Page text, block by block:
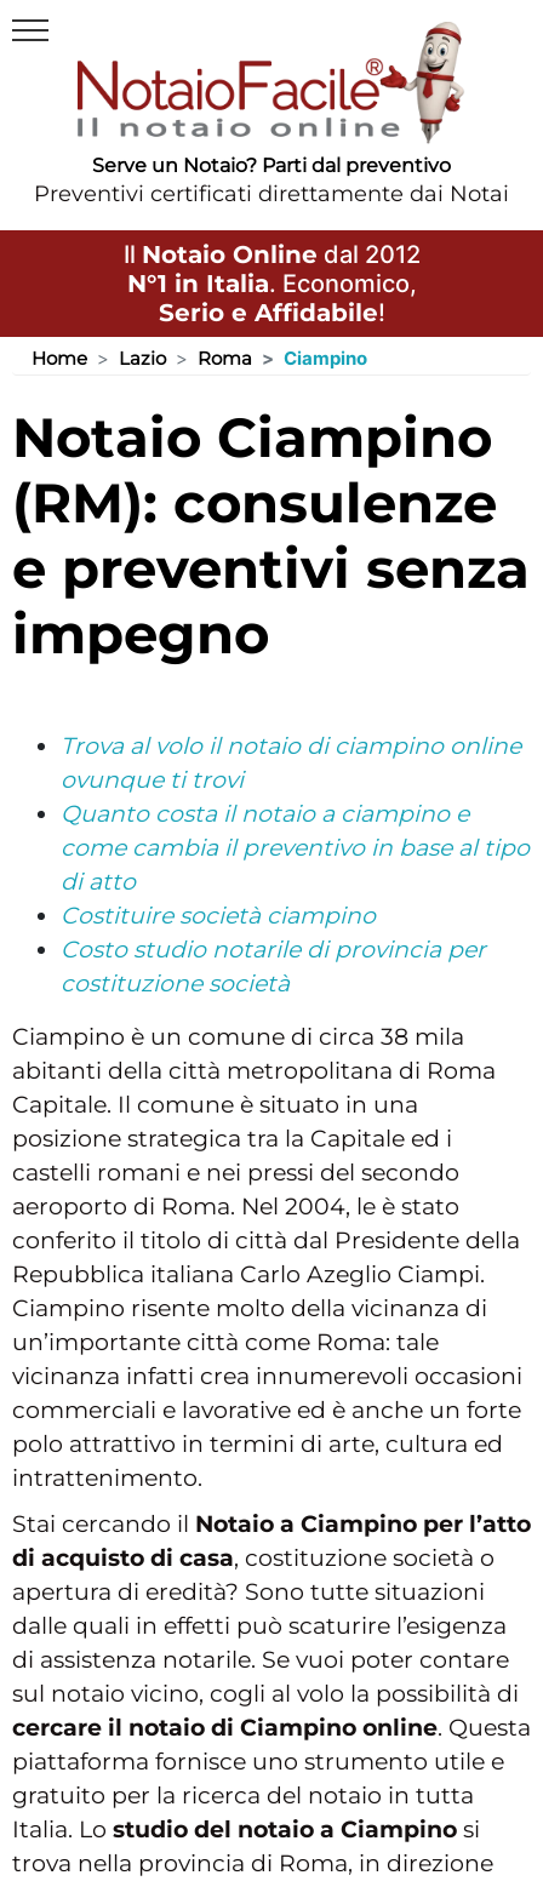
Serve un Notaio? Parti dal preventivo
Preventivi certificati direttamente dai Notai
Il Notaio Online dal 2012
N°1 in Italia. Economico,
Serio e Affidabile!
Home Lazio Roma Ciampino
Notaio Ciampino
(RM): consulenze
e preventivi senza
impegno
Trova al volo il notaio di ciampino online
ovunque ti trovi
Quanto costa il notaio a ciampino e
come cambia il preventivo in base al tipo
di atto
Costituire società ciampino
Costo studio notarile di provincia per
costituzione società
Ciampino è un comune di circa 38 mila
abitanti della città metropolitana di Roma
Capitale. Il comune è situato in una
posizione strategica tra la Capitale ed i
castelli romani e nei pressi del secondo
aeroporto di Roma. Nel 2004, le è stato
conferito il titolo di città dal Presidente della
Repubblica italiana Carlo Azeglio Ciampi.
Ciampino risente molto della vicinanza di
un’importante città come Roma: tale
vicinanza infatti crea innumerevoli occasioni
commerciali e lavorative ed è anche un forte
polo attrattivo in termini di arte, cultura ed
intrattenimento.
Stai cercando il Notaio a Ciampino per l’atto
di acquisto di casa, costituzione società o
apertura di eredità? Sono tutte situazioni
dalle quali in effetti può scaturire l’esigenza
di assistenza notarile. Se vuoi poter contare
sul notaio vicino, cogli al volo la possibilità di
cercare il notaio di Ciampino online. Questa
piattaforma fornisce uno strumento utile e
gratuito per la ricerca del notaio in tutta
Italia. Lo studio del notaio a Ciampino si
trova nella provincia di Roma, in direzione